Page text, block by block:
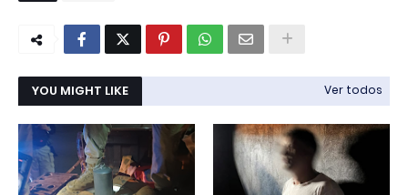
YOU MIGHT LIKE Ver todos